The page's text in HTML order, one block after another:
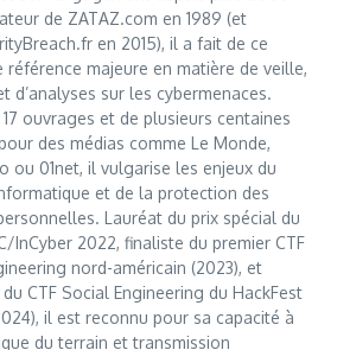
de ZATAZ.com en 1989 (et
en 2015), il a fait de ce
référence majeure en matière de veille,
d’analyses sur les cybermenaces.
ouvrages et de plusieurs centaines
des médias comme Le Monde,
ou 01net, il vulgarise les enjeux du
et de la protection des
Lauréat du prix spécial du
InCyber 2022, finaliste du premier CTF
nord-américain (2023), et
CTF Social Engineering du HackFest
il est reconnu pour sa capacité à
du terrain et transmission